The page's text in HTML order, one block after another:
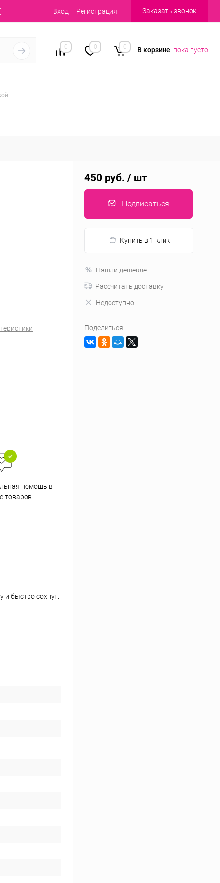
Вход Регистрация Заказать звонок
0 0 0 В корзине пока пусто
помощь в
товаров
и быстро сохнут.
450 руб. / шт
Подписаться
Купить в 1 клик
Нашли дешевле
Рассчитать доставку
Недоступно
Поделиться